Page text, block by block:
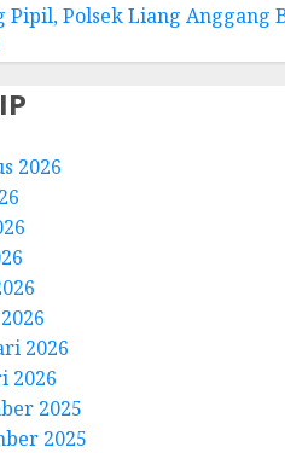
Pipil, Polsek Liang Anggang
2026
2026
2026
2025
2025